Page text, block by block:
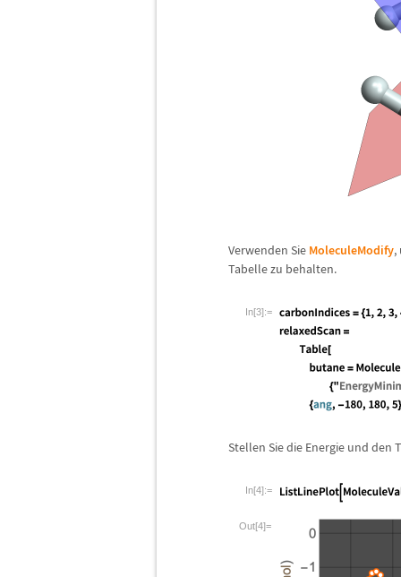
Verwenden Sie MoleculeModify,
Tabelle zu behalten.
In[3]:=
Stellen Sie die Energie und den
In[4]:=
Out[4]=